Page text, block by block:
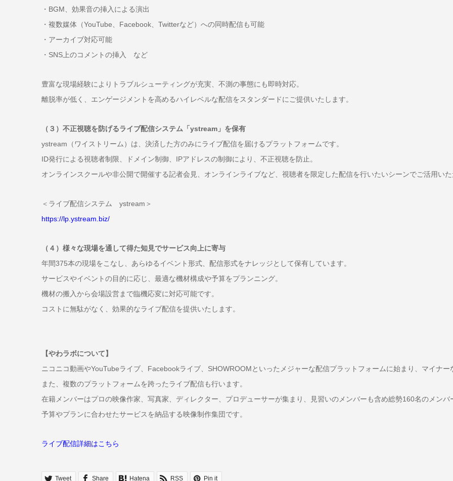
・BGM、効果音の挿入による演出
・複数媒体（YouTube、Facebook、Twitterなど）への同時配信も可能
・アーカイブ対応可能
・SNS上のコメントの挿入 など
豊富な現場経験によりトラブルシューティングが充実、不測の事態にも即時対応。
離脱率が低く、エンゲージメントを高めるハイレベルな配信をスタンダードにご提供いたします。
（３）不正視聴を防げるライブ配信システム「ystream」を保有
ystream（ワイストリーム）は、決済した方のみにライブ配信を届けるプラットフォームです。
ID発行による視聴者制限、ドメイン制御、IPアドレスの制御により、不正視聴を防止。
オンラインスクールや非公開で開催する記者会見、オンラインライブなど、視聴者を限定した配信を行いたいシーンでご活用いた
＜ライブ配信システム ystream＞
https://lp.ystream.biz/
（４）様々な現場を通して得た知見でサービス向上に寄与
年間375本の現場をこなし、あらゆるイベント形式、配信形式をナレッジとして保有しています。
サービスやイベントの目的に応じ、最適な機材構成や予算をプランニング。
機材の搬入から会場設営まで臨機応変に対応可能です。
コストに無駄がなく、効果的なライブ配信を提供いたします。
【やわラボについて】
ニコニコ動画やYouTubeライブ、Facebookライブ、SHOWROOMといったメジャーな配信プラットフォームに始まり、マイナ
また、複数のプラットフォームを跨ったライブ配信も行います。
在籍メンバーはプロの映像作家、写真家、ディレクター、プロデューサーが集まり、見習いのメンバーも含め総勢160名のメンバ
予算やプランに合わせたサービスを納品する映像制作集団です。
ライブ配信詳細はこちら
Tweet Share Hatena RSS Pin it